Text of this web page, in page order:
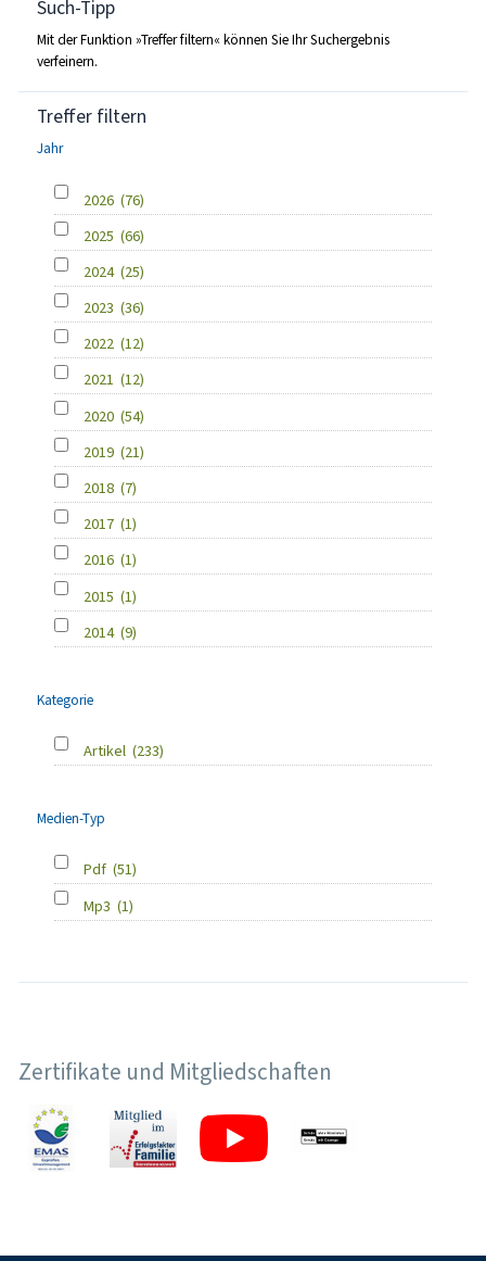
Such-Tipp
Mit der Funktion »Treffer filtern« können Sie Ihr Suchergebnis
verfeinern.
Treffer filtern
Jahr
2026 (76)
2025 (66)
2024 (25)
2023 (36)
2022 (12)
2021 (12)
2020 (54)
2019 (21)
2018 (7)
2017 (1)
2016 (1)
2015 (1)
2014 (9)
Kategorie
Artikel (233)
Medien-Typ
Pdf (51)
Mp3 (1)
Zertifikate und Mitgliedschaften